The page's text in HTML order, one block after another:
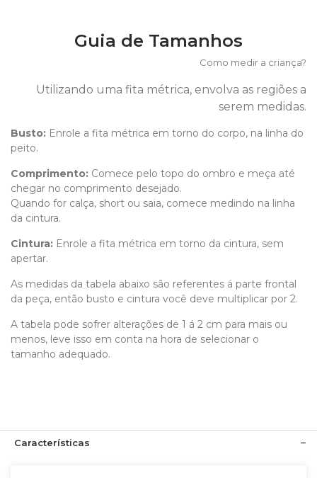
Guia de Tamanhos
Como medir a criança?
Utilizando uma fita métrica, envolva as regiões a
serem medidas.
Busto: Enrole a fita métrica em torno do corpo, na linha do
peito.
Comprimento: Comece pelo topo do ombro e meça até
chegar no comprimento desejado.
Quando for calça, short ou saia, comece medindo na linha
da cintura.
Cintura: Enrole a fita métrica em torno da cintura, sem
apertar.
As medidas da tabela abaixo são referentes á parte frontal
da peça, então busto e cintura você deve multiplicar por 2.
A tabela pode sofrer alterações de 1 á 2 cm para mais ou
menos, leve isso em conta na hora de selecionar o
tamanho adequado.
Características